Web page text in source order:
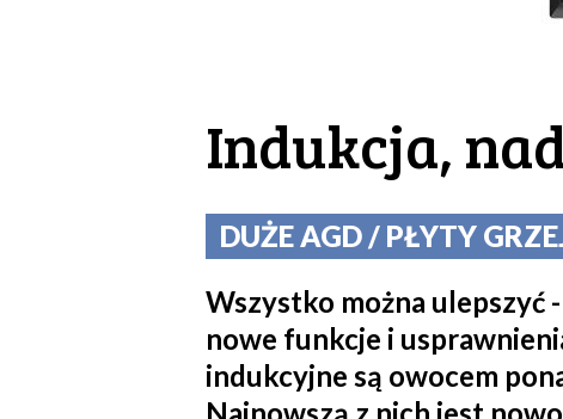
Indukcja,
DUŻE AGD / PŁYTY
Wszystko można ulepszyć
nowe funkcje i
indukcyjne są owocem